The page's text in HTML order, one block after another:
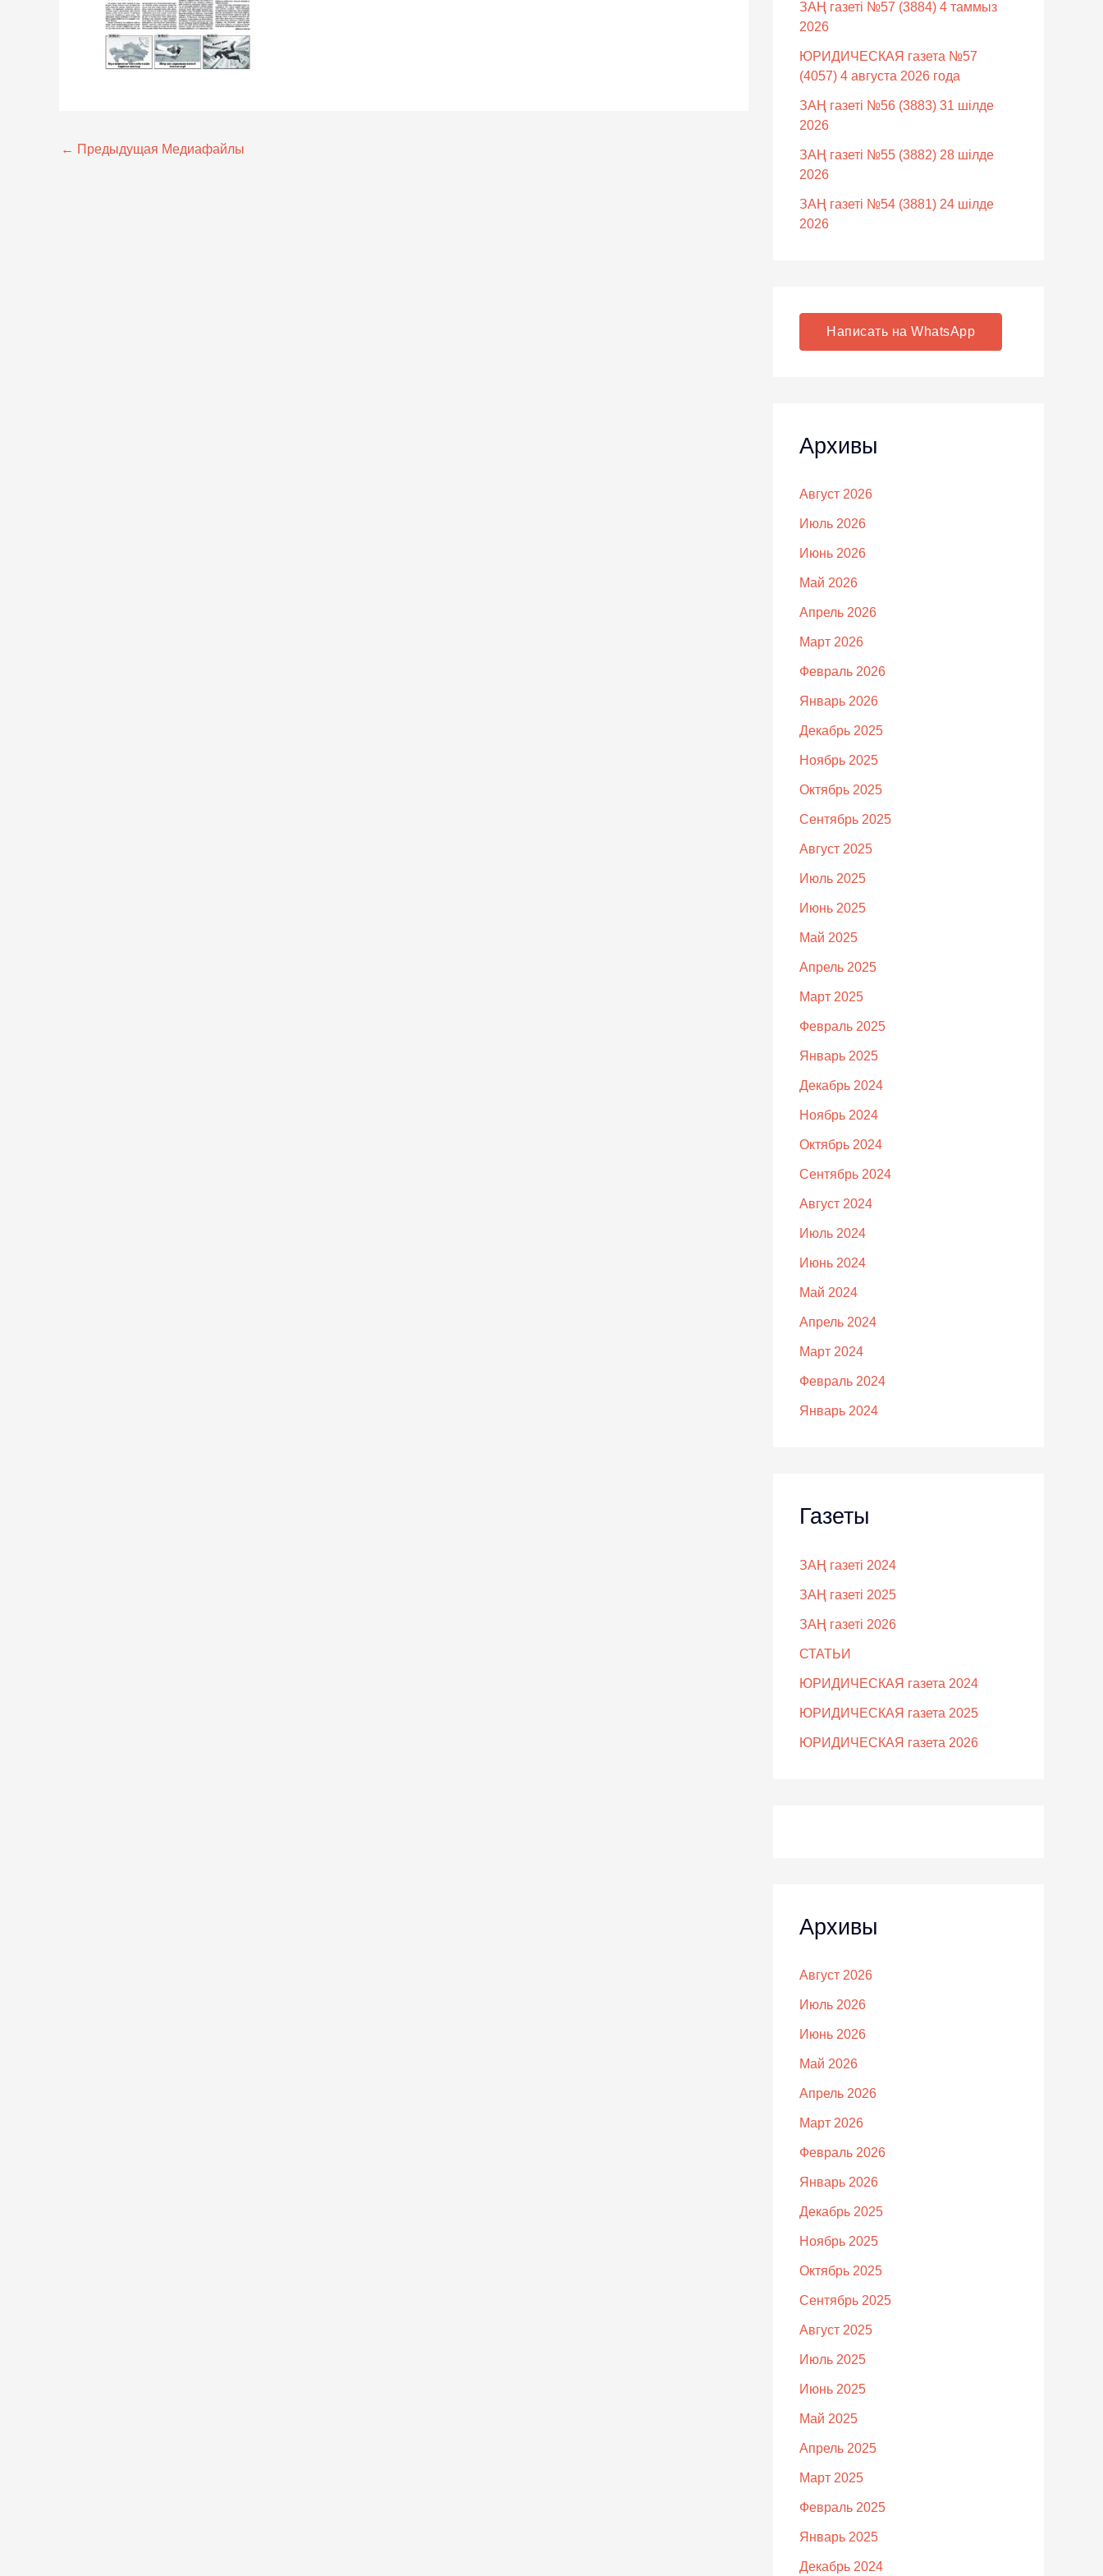
← Предыдущая Медиафайлы
ЗАҢ газеті №57 (3884) 4 таммыз
2026
ЮРИДИЧЕСКАЯ газета №57
(4057) 4 августа 2026 года
ЗАҢ газеті №56 (3883) 31 шілде
2026
ЗАҢ газеті №55 (3882) 28 шілде
2026
ЗАҢ газеті №54 (3881) 24 шілде
2026
Написать на WhatsApp
Архивы
Август 2026
Июль 2026
Июнь 2026
Май 2026
Апрель 2026
Март 2026
Февраль 2026
Январь 2026
Декабрь 2025
Ноябрь 2025
Октябрь 2025
Сентябрь 2025
Август 2025
Июль 2025
Июнь 2025
Май 2025
Апрель 2025
Март 2025
Февраль 2025
Январь 2025
Декабрь 2024
Ноябрь 2024
Октябрь 2024
Сентябрь 2024
Август 2024
Июль 2024
Июнь 2024
Май 2024
Апрель 2024
Март 2024
Февраль 2024
Январь 2024
Газеты
ЗАҢ газеті 2024
ЗАҢ газеті 2025
ЗАҢ газеті 2026
СТАТЬИ
ЮРИДИЧЕСКАЯ газета 2024
ЮРИДИЧЕСКАЯ газета 2025
ЮРИДИЧЕСКАЯ газета 2026
Архивы
Август 2026
Июль 2026
Июнь 2026
Май 2026
Апрель 2026
Март 2026
Февраль 2026
Январь 2026
Декабрь 2025
Ноябрь 2025
Октябрь 2025
Сентябрь 2025
Август 2025
Июль 2025
Июнь 2025
Май 2025
Апрель 2025
Март 2025
Февраль 2025
Январь 2025
Декабрь 2024